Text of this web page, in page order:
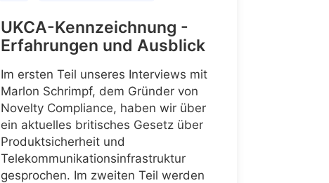
UKCA-Kennzeichnung -
Erfahrungen und Ausblick
Im ersten Teil unseres Interviews mit
Marlon Schrimpf, dem Gründer von
Novelty Compliance, haben wir über
ein aktuelles britisches Gesetz über
Produktsicherheit und
Telekommunikationsinfrastruktur
gesprochen. Im zweiten Teil werden